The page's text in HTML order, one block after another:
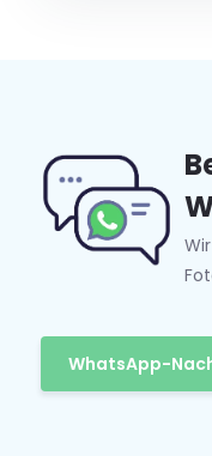
WhatsApp-